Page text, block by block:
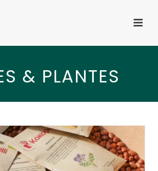
& PLANTES